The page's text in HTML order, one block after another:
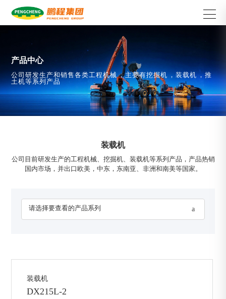
产品中心
公司研发生产和销售各类工程机械，主要有挖掘机，装载机，推
土机等系列产品
装载机
公司目前研发生产的工程机械、挖掘机、装载机等系列产品，产品热销
国内市场，并出口欧美，中东，东南亚、非洲和南美等国家。
请选择要查看的产品系列
装载机
DX215L-2